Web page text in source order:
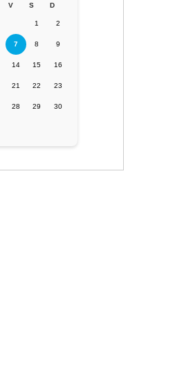
V S D
1 2
7 8 9
14 15 16
21 22 23
28 29 30